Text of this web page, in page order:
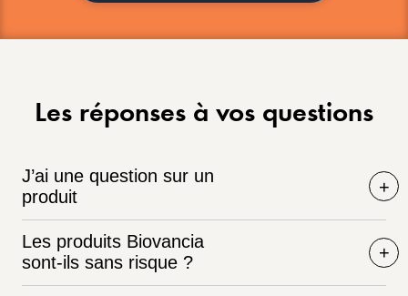
Les réponses à vos questions
J’ai une question sur un
produit
Les produits Biovancia
sont-ils sans risque ?